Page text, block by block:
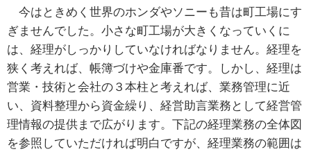
今はときめく世界のホンダやソニーも昔は町工場にす
ぎませんでした。小さな町工場が大きくなっていくに
は、経理がしっかりしていなければなりません。経理を
狭く考えれば、帳簿づけや金庫番です。しかし、経理は
営業・技術と会社の３本柱と考えれば、業務管理に近
い、資料整理から資金繰り、経営助言業務として経営管
理情報の提供まで広がります。下記の経理業務の全体図
を参照していただければ明白ですが、経理業務の範囲は